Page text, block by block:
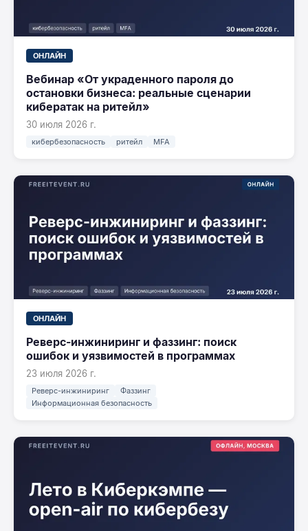
ОНЛАЙН
Вебинар «От украденного пароля до
остановки бизнеса: реальные сценарии
кибератак на ритейл»
30 июля 2026 г.
кибербезопасность ритейл MFA
ОНЛАЙН
Реверс-инжиниринг и фаззинг: поиск
ошибок и уязвимостей в программах
23 июля 2026 г.
Реверс-инжиниринг
Фаззинг
Информационная безопасность